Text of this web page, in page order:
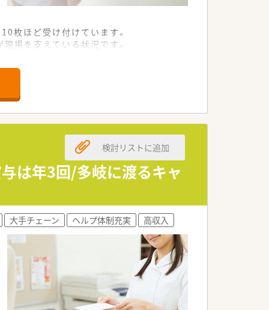
枚ほど受け付けています。
場を支えている状況です。
熱意ある方を求めています。
。
住民の健康を支える企業です。
から在宅医療まで注力しています。
きる環境づくりに定評があります。
は年3回/多岐に渡るキャ
検討リストに追加
大手チェーン ヘルプ体制充実 高収入